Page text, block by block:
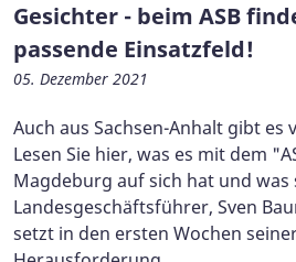
Gesichter - beim ASB
passende Einsatzfeld!
05. Dezember 2021
Auch aus Sachsen-Anhalt gibt es
Lesen Sie hier, was es mit dem
Magdeburg auf sich hat und was
Landesgeschäftsführer, Sven
setzt in den ersten Wochen